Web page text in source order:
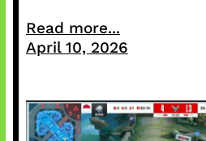
Read more...
April 10, 2026